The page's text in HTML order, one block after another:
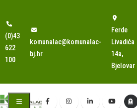
(0)43
622
100
komunalac@komunalac-
bj.hr
Ferde
Livadića
14a,
Bjelovar